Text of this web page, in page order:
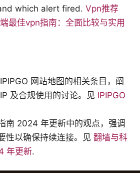
which alert fired. Vpn推荐
最佳vpn指南：全面比较与实用
网站地图的相关条目，阐
及合规使用的讨论。见 IPIPGO
南 2024 年更新中的观点，强调
性以确保持续连接。见 翻墙与科
年更新.